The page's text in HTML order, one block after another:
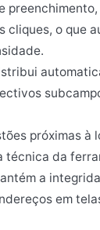
cliques, o que
próximas à
técnica da
a
em